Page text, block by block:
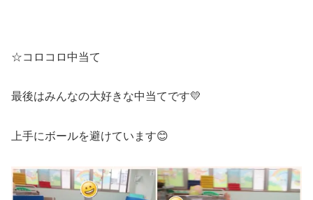
☆コロコロ中当て
最後はみんなの大好きな中当てです💛
上手にボールを避けています😊